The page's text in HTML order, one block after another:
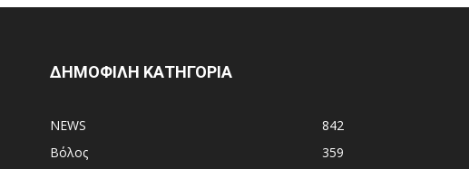
ΔΗΜΟΦΙΛΗ ΚΑΤΗΓΟΡΙΑ
NEWS
842
Βόλος
359